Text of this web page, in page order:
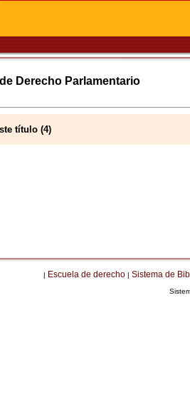
Derecho Parlamentario
título (4)
| Escuela de derecho | Sistema de